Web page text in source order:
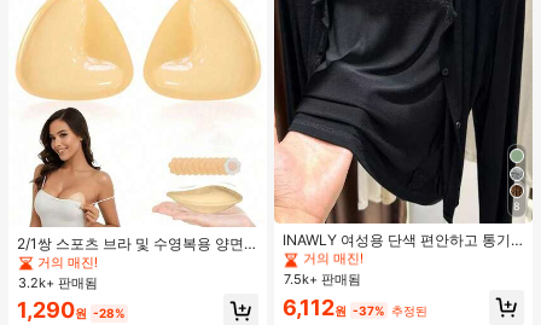
2/1쌍 스포츠 브라 및 수영복용 양면
접착 브라 패드
거의 매진!
3.2k+ 판매됨
1,290원 -28%
8
INAWLY 여성용 단색 편안하고 통기
성 좋은 긴 소매 앞면 버튼 캐주얼 다
용도 얇은 가디건
#1 TOP 3위
짧은 여성용 경량 재킷
거의 매진!
#1 TOP 3위 짧은 여성용 경량 재킷
거의 매진!
#1 TOP 3위 짧은 여성용 경량 재킷
거의 매진!
#1 TOP 3위
거의 매진!
7.5k+ 판매됨
6,112원 -37% 추정된